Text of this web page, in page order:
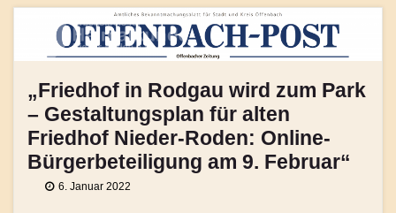
„Friedhof in Rodgau wird zum Park
– Gestaltungsplan für alten
Friedhof Nieder-Roden: Online-
Bürgerbeteiligung am 9. Februar“
6. Januar 2022